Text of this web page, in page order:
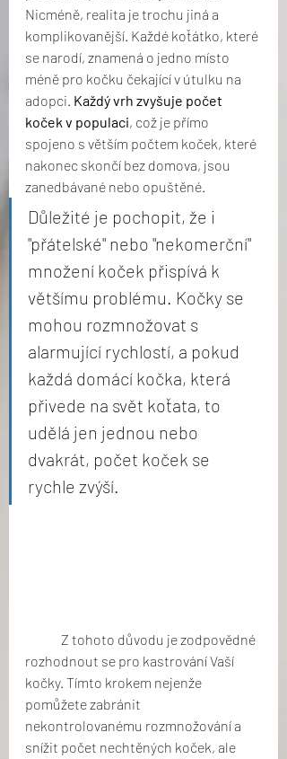
Nicméně, realita je trochu jiná a
komplikovanější. Každé koťátko, které
se narodí, znamená o jedno místo
méně pro kočku čekající v útulku na
adopci. Každý vrh zvyšuje počet
koček v populaci, což je přímo
spojeno s větším počtem koček, které
nakonec skončí bez domova, jsou
zanedbávané nebo opuštěné.
Důležité je pochopit, že i
"přátelské" nebo "nekomerční"
množení koček přispívá k
většímu problému. Kočky se
mohou rozmnožovat s
alarmující rychlostí, a pokud
každá domácí kočka, která
přivede na svět koťata, to
udělá jen jednou nebo
dvakrát, počet koček se
rychle zvýší.
rozhodnout se pro kastrování Vaší
kočky. Tímto krokem nejenže
pomůžete zabránit
nekontrolovanému rozmnožování a
snížit počet nechtěných koček, ale